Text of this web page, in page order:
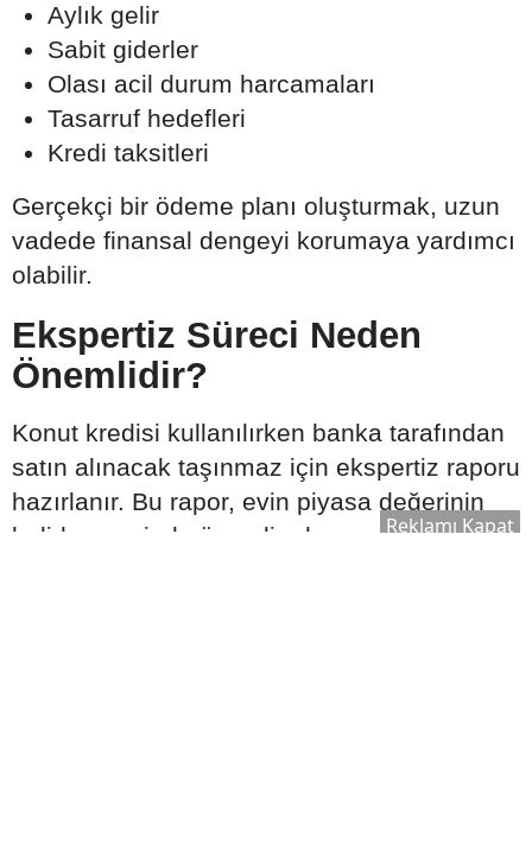
Aylık gelir
Sabit giderler
Olası acil durum harcamaları
Tasarruf hedefleri
Kredi taksitleri
Gerçekçi bir ödeme planı oluşturmak, uzun
vadede finansal dengeyi korumaya yardımcı
olabilir.
Ekspertiz Süreci Neden
Önemlidir?
Konut kredisi kullanılırken banka tarafından
satın alınacak taşınmaz için ekspertiz raporu
hazırlanır. Bu rapor, evin piyasa değerinin
belirlenmesinde önemli rol oynar.Reklamı Kapat